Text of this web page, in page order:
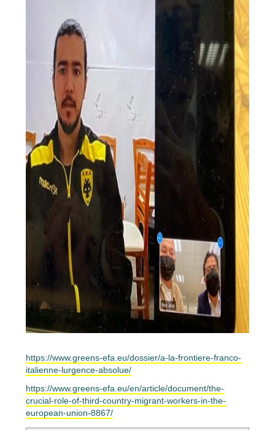
https://www.greens-efa.eu/dossier/a-la-frontiere-franco-
italienne-lurgence-absolue/
https://www.greens-efa.eu/en/article/document/the-
crucial-role-of-third-country-migrant-workers-in-the-
european-union-8867/